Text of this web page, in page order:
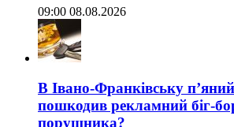
09:00 08.08.2026
В Івано-Франківську
пошкодив рекламний біг-
порушника?